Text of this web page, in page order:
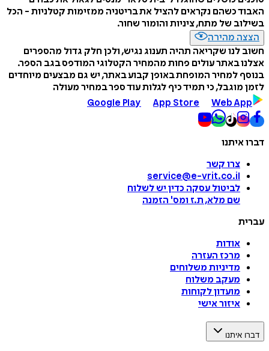
כשהם נקראים להציל את בריטניה ממזימות קטלניות - הכל
של מתח, ציניות והומור שחור.
מהירה
לנו שקריאה תהיה תענוג נגיש, ולכן חלק גדול מהספרים
באתר עולים פחות מהמחיר הקטלוגי המודפס בגב הספר.
למחיר המופחת באופן קבוע באתר, יש גם מבצעים מיוחדים
מוגבל, כי תמיד כיף לגלות עוד ספר במחיר מעולה
Google Play
App Store Web
צרו קשר
service@e-vrit.co.il
לביטול עסקה כדין יש לשלוח
שם מלא, ת.ז ומס'הזמנה
אודות
מרכז העזרה
מדיניות משלוחים
מעקב משלוח
מועדון לקוחות
איזור אישי
איתנו